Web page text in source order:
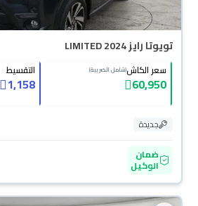
تويوتا رايز LIMITED 2024
سعر الكاش(شامل الضريبة)
60,950
التقسيط
1,158
جديدة
ضمان
الوكيل